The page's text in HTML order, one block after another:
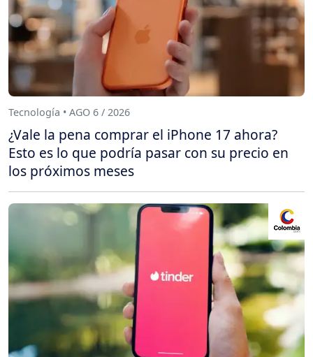
Tecnología • AGO 6 / 2026
¿Vale la pena comprar el iPhone 17 ahora?
Esto es lo que podría pasar con su precio en
los próximos meses